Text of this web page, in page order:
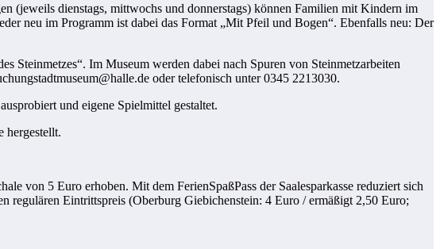
(jeweils dienstags, mittwochs und donnerstags) können Familien mit Kindern im
neu im Programm ist dabei das Format „Mit Pfeil und Bogen“. Ebenfalls neu: Der
Steinmetzes“. Im Museum werden dabei nach Spuren von Steinmetzarbeiten
oder telefonisch unter 0345 2213030.
und eigene Spielmittel gestaltet.
hergestellt.
von 5 Euro erhoben. Mit dem FerienSpaßPass der Saalesparkasse reduziert sich
regulären Eintrittspreis (Oberburg Giebichenstein: 4 Euro / ermäßigt 2,50 Euro;